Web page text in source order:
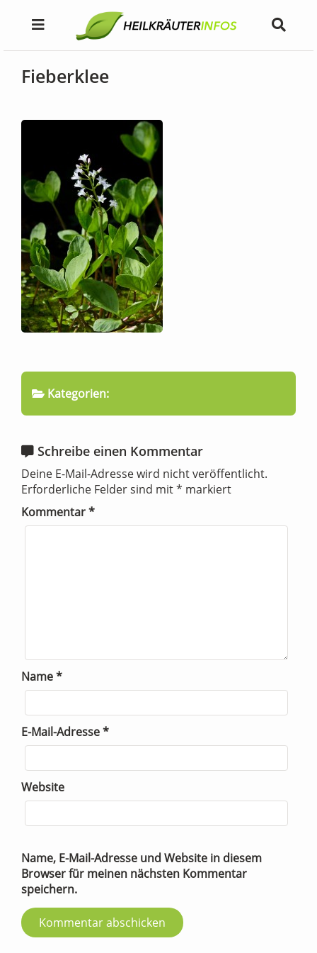
Fieberklee
Kategorien:
Schreibe einen Kommentar
Deine E-Mail-Adresse wird nicht veröffentlicht.
Erforderliche Felder sind mit* markiert
Kommentar*
Name*
E-Mail-Adresse*
Website
Name, E-Mail-Adresse und Website in diesem
Browser für meinen nächsten Kommentar
speichern.